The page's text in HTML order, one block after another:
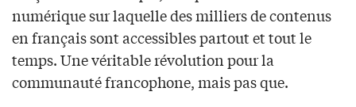
numérique sur laquelle des milliers de contenus
en français sont accessibles partout et tout le
temps. Une véritable révolution pour la
communauté francophone, mais pas que.